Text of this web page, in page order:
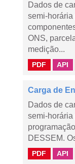
Dados de
semi-horária
ONS,
medição...
PDF API
Carga de
Dados de
semi-horária
DESSEM.
PDF API